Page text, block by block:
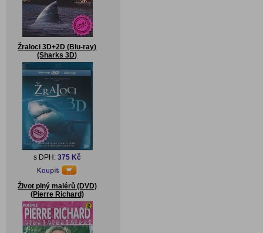
Žraloci 3D+2D (Blu-ray)
(Sharks 3D)
s DPH: 375 Kč
Život plný malérů (DVD)
(Pierre Richard)